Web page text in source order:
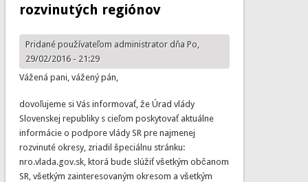
rozvinutých regiónov
Pridané používateľom administratordňa Po,
29/02/2016 - 21:29
Vážená pani, vážený pán,
dovoľujeme si Vás informovať, že Úrad vlády
Slovenskej republiky s cieľom poskytovať aktuálne
informácie o podpore vlády SR pre najmenej
rozvinuté okresy, zriadil špeciálnu stránku:
nro.vlada.gov.sk, ktorá bude slúžiť všetkým občanom
SR, všetkým zainteresovaným okresom a všetkým